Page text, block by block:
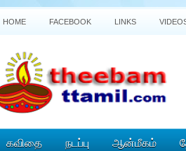
HOME FACEBOOK LINKS
கவிதை நடப்பு ஆன்மீகம்